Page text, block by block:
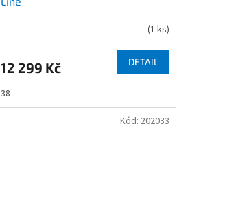
(1 ks)
12 299 Kč DETAIL
38
Kód: 202033